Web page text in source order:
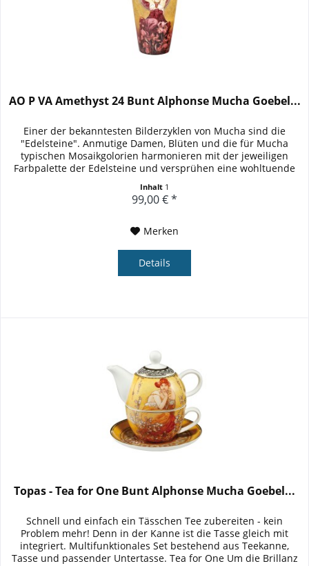
AO P VA Amethyst 24 Bunt Alphonse Mucha Goebel...
Einer der bekanntesten Bilderzyklen von Mucha sind die
"Edelsteine". Anmutige Damen, Blüten und die für Mucha
typischen Mosaikgolorien harmonieren mit der jeweiligen
Farbpalette der Edelsteine und versprühen eine wohltuende
Inhalt 1
99,00 € *
Merken
Details
Topas - Tea for One Bunt Alphonse Mucha Goebel...
Schnell und einfach ein Tässchen Tee zubereiten - kein
Problem mehr! Denn in der Kanne ist die Tasse gleich mit
integriert. Multifunktionales Set bestehend aus Teekanne,
Tasse und passender Untertasse. Tea for One Um die Brillanz